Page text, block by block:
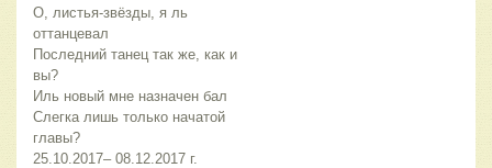
О, листья-звёзды, я ль
оттанцевал
Последний танец так же, как и
вы?
Иль новый мне назначен бал
Слегка лишь только начатой
главы?
25.10.2017– 08.12.2017 г.